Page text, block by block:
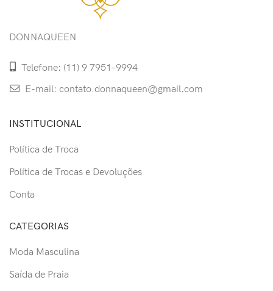
DONNAQUEEN
Telefone: (11) 9 7951-9994
E-mail: contato.donnaqueen@gmail.com
INSTITUCIONAL
Política de Troca
Política de Trocas e Devoluções
Conta
CATEGORIAS
Moda Masculina
Saída de Praia